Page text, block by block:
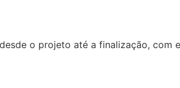
o projeto até a finalização, com